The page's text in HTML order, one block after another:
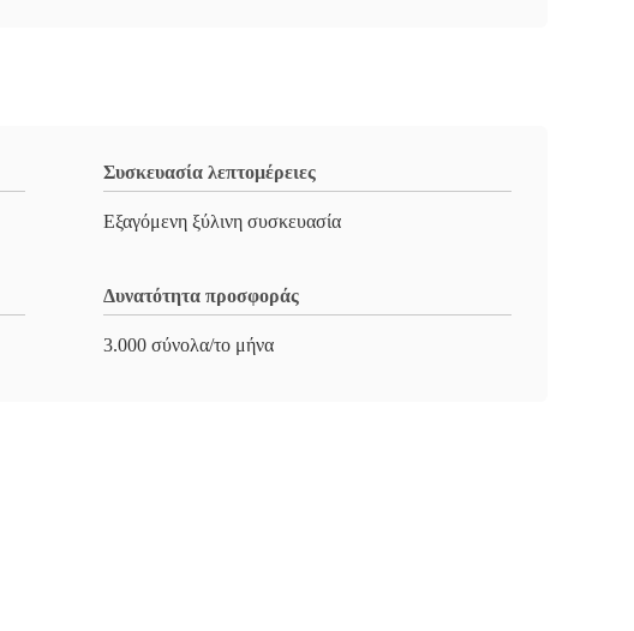
Συσκευασία λεπτομέρειες
Εξαγόμενη ξύλινη συσκευασία
Δυνατότητα προσφοράς
3.000 σύνολα/το μήνα